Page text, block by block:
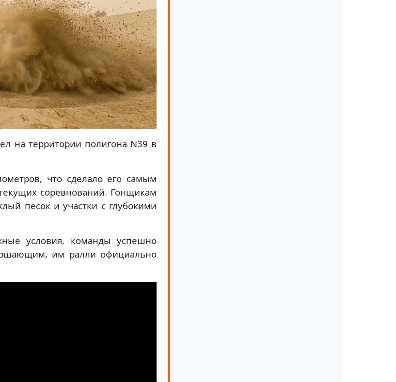
на территории полигона N39 в
что сделало его самым
соревнований. Гонщикам
песок и участки с глубокими
условия, команды успешно
им ралли официально